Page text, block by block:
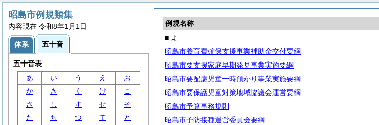
例規名称
■ よ
昭島市養育費確保支援事業補助金交付要綱
昭島市要支援家庭早期発見事業実施要綱
昭島市要配慮児童一時預かり事業実施要綱
昭島市要保護児童対策地域協議会運営要綱
昭島市予算事務規則
昭島市予防接種運営委員会要綱
昭島市例規類集
内容現在 令和8年1月1日
体系 五十音
五十音表
あ
い う え
お
か
き く け
こ
さ
し す せ
そ
た
ち つ て
と